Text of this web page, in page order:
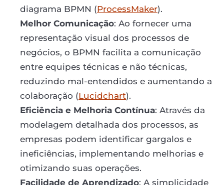
diagrama BPMN (ProcessMaker).
Melhor Comunicação: Ao fornecer uma
representação visual dos processos de
negócios, o BPMN facilita a comunicação
entre equipes técnicas e não técnicas,
reduzindo mal-entendidos e aumentando a
colaboração (Lucidchart).
Eficiência e Melhoria Contínua: Através da
modelagem detalhada dos processos, as
empresas podem identificar gargalos e
ineficiências, implementando melhorias e
otimizando suas operações.
Facilidade de Aprendizado: A simplicidade